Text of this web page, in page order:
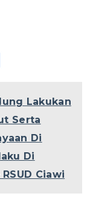
Lakukan
Serta
Di
Di
Ciawi